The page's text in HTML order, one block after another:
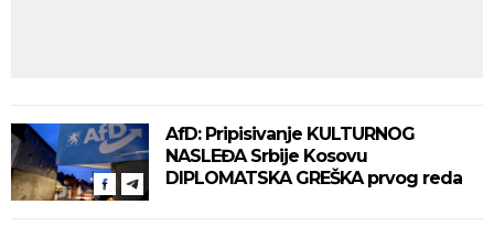
AfD: Pripisivanje KULTURNOG
NASLEĐA Srbije Kosovu
DIPLOMATSKA GREŠKA prvog reda